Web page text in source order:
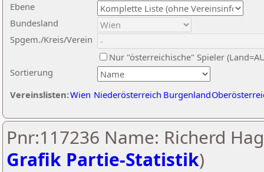
Ebene
Sortierung
Bundesland
Spgem./Kreis/Verein
Nur "österreichische" Spieler
Vereinslisten:Wien Niederösterreich Burgenland
Pnr:117236 Name: Richerd
Grafik Partie-Statistik)